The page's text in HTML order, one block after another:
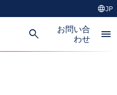
languageJP
search
お問い合
わせ
menu